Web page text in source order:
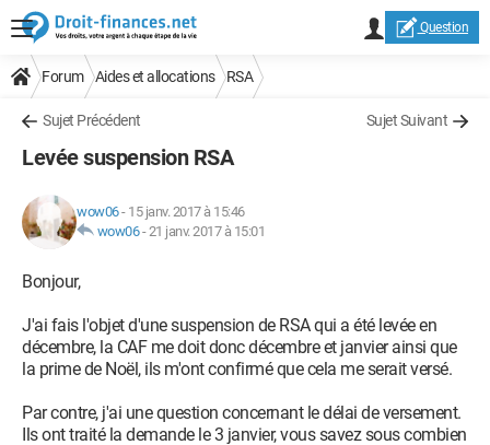
Question
Forum Aides et allocations RSA
Sujet Précédent Sujet Suivant
Levée suspension RSA
wow06- 15 janv. 2017 à 15:46
wow06-21 janv. 2017 à 15:01
Bonjour,
J'ai fais l'objet d'une suspension de RSA qui a été levée en
décembre, la CAF me doit donc décembre et janvier ainsi que
la prime de Noël, ils m'ont confirmé que cela me serait versé.
Par contre, j'ai une question concernant le délai de versement.
Ils ont traité la demande le 3 janvier, vous savez sous combien